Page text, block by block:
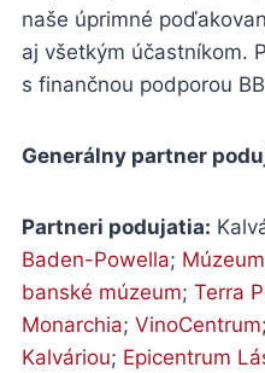
naše úprimné
aj všetkým účastníkom.
s finančnou podporou
Generálny partner
Partneri podujatia:
Baden-Powella;
banské múzeum; Terra
Monarchia; VinoCentrum;
Kalváriou; Epicentrum